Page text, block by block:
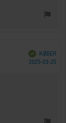
Verificeret
KØBER
2025-03-25